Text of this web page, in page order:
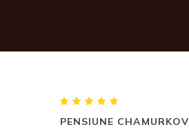
PENSIUNE CHAMURKOV